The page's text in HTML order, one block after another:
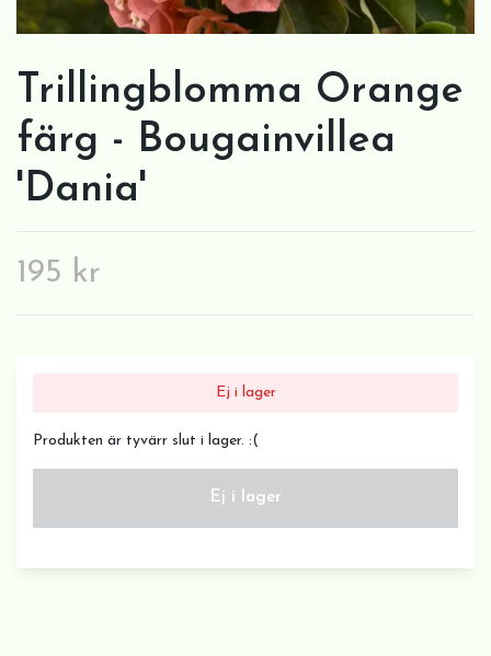
Trillingblomma Orange
färg - Bougainvillea
'Dania'
195 kr
Ej i lager
Produkten är tyvärr slut i lager. :(
Ej i lager